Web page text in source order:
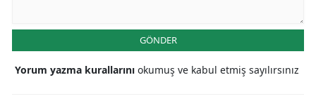
GÖNDER
Yorum yazma kurallarını okumuş ve kabul etmiş sayılırsınız